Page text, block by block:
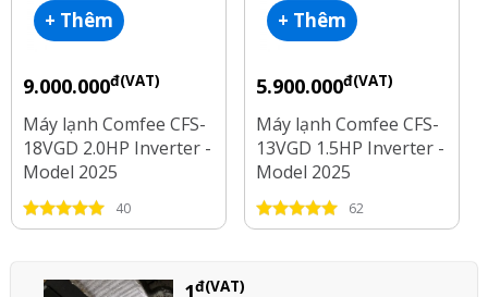
+ Thêm
9.000.000đ(VAT)
Máy lạnh Comfee CFS-
18VGD 2.0HP Inverter -
Model 2025
40
+ Thêm
5.900.000đ(VAT)
Máy lạnh Comfee CFS-
13VGD 1.5HP Inverter -
Model 2025
62
1đ(VAT)